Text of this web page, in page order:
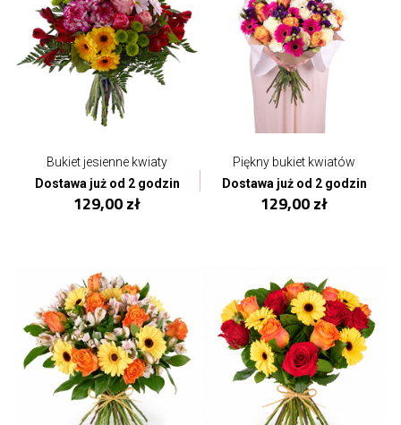
Bukiet jesienne kwiaty
Dostawa już od 2 godzin
129,00 zł
Piękny bukiet kwiatów
Dostawa już od 2 godzin
129,00 zł